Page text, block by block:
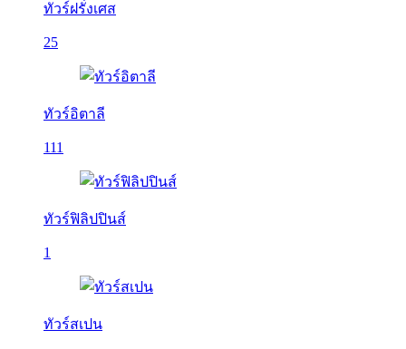
ทัวร์ฝรั่งเศส
25
ทัวร์อิตาลี
111
ทัวร์ฟิลิปปินส์
1
ทัวร์สเปน